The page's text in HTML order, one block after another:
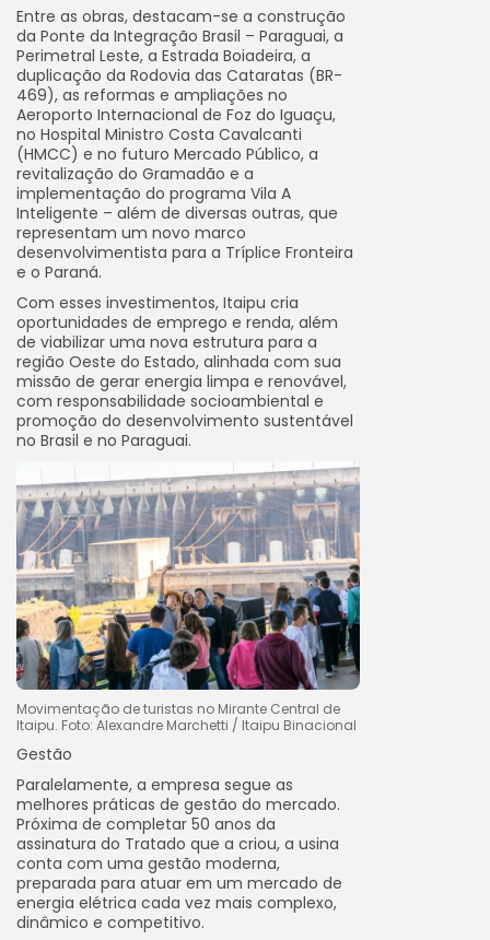
Entre as obras, destacam-se a construção
da Ponte da Integração Brasil – Paraguai, a
Perimetral Leste, a Estrada Boiadeira, a
duplicação da Rodovia das Cataratas (BR-
469), as reformas e ampliações no
Aeroporto Internacional de Foz do Iguaçu,
no Hospital Ministro Costa Cavalcanti
(HMCC) e no futuro Mercado Público, a
revitalização do Gramadão e a
implementação do programa Vila A
Inteligente – além de diversas outras, que
representam um novo marco
desenvolvimentista para a Tríplice Fronteira
e o Paraná.
Com esses investimentos, Itaipu cria
oportunidades de emprego e renda, além
de viabilizar uma nova estrutura para a
região Oeste do Estado, alinhada com sua
missão de gerar energia limpa e renovável,
com responsabilidade socioambiental e
promoção do desenvolvimento sustentável
no Brasil e no Paraguai.
Movimentação de turistas no Mirante Central de
Itaipu. Foto: Alexandre Marchetti / Itaipu Binacional
Gestão
Paralelamente, a empresa segue as
melhores práticas de gestão do mercado.
Próxima de completar 50 anos da
assinatura do Tratado que a criou, a usina
conta com uma gestão moderna,
preparada para atuar em um mercado de
energia elétrica cada vez mais complexo,
dinâmico e competitivo.